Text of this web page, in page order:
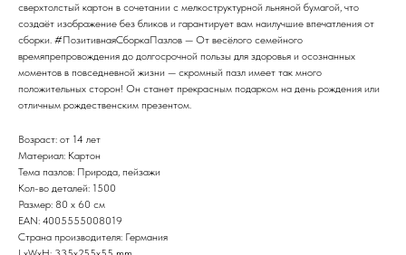
сверхтолстый картон в сочетании с мелкоструктурной льняной бумагой, что
создаёт изображение без бликов и гарантирует вам наилучшие впечатления от
сборки. #ПозитивнаяСборкаПазлов — От весёлого семейного
времяпрепровождения до долгосрочной пользы для здоровья и осознанных
моментов в повседневной жизни — скромный пазл имеет так много
положительных сторон! Он станет прекрасным подарком на день рождения или
отличным рождественским презентом.
Возраст: от 14 лет
Материал: Картон
Тема пазлов: Природа, пейзажи
Кол-во деталей: 1500
Размер: 80 x 60 см
EAN: 4005555008019
Страна производителя: Германия